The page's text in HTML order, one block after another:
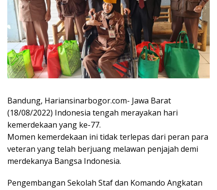
Bandung, Hariansinarbogor.com- Jawa Barat
(18/08/2022) Indonesia tengah merayakan hari
kemerdekaan yang ke-77.
Momen kemerdekaan ini tidak terlepas dari peran para
veteran yang telah berjuang melawan penjajah demi
merdekanya Bangsa Indonesia.
Pengembangan Sekolah Staf dan Komando Angkatan